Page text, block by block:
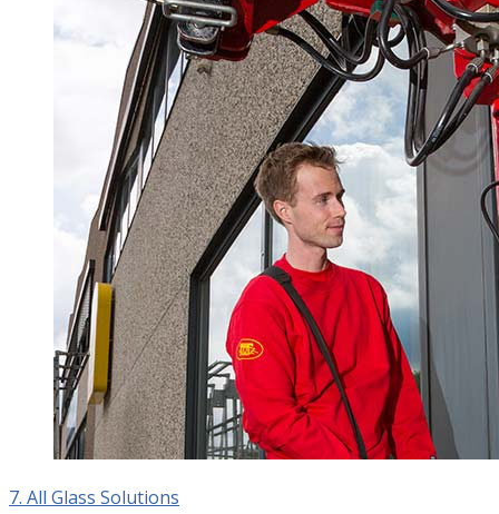
7. All Glass Solutions